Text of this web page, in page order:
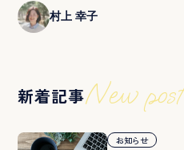
村上 幸子
新着記事New post
お知らせ